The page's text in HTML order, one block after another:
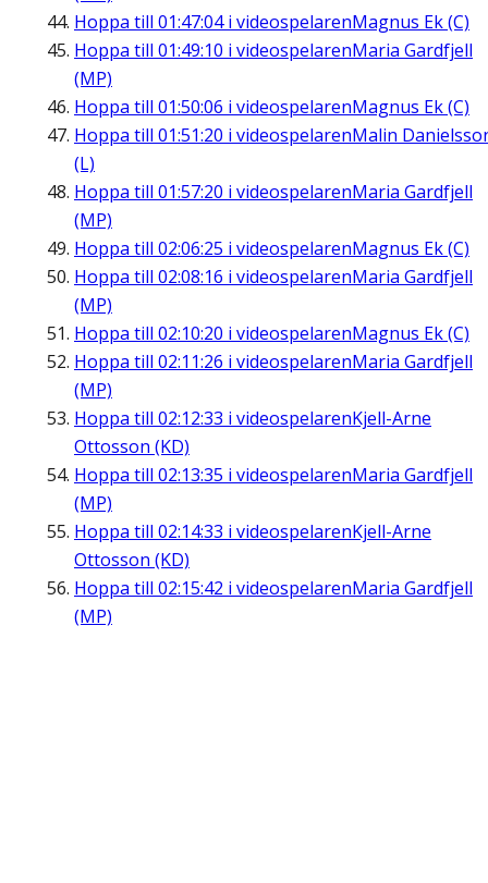
Hoppa till 01:47:04i videospelarenMagnus Ek (C)
Hoppa till 01:49:10 i videospelarenMaria Gardfjell
(MP)
Hoppa till 01:50:06 i videospelarenMagnus Ek (C)
Hoppa till 01:51:20 i videospelarenMalin
(L)
Hoppa till 01:57:20 i videospelarenMaria Gardfjell
(MP)
Hoppa till 02:06:25 i videospelarenMagnus Ek (C)
Hoppa till 02:08:16 i videospelarenMaria Gardfjell
(MP)
Hoppa till 02:10:20 i videospelarenMagnus Ek (C)
Hoppa till 02:11:26 i videospelarenMaria Gardfjell
(MP)
Hoppa till 02:12:33 i videospelarenKjell-Arne
Ottosson (KD)
Hoppa till 02:13:35 i videospelarenMaria Gardfjell
(MP)
Hoppa till 02:14:33 i videospelarenKjell-Arne
Ottosson (KD)
Hoppa till 02:15:42 i videospelarenMaria Gardfjell
(MP)